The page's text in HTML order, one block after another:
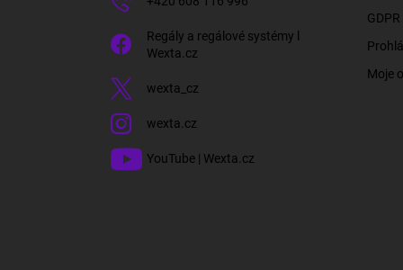
Regály a regálové systémy l
Wexta.cz
wexta_cz
wexta.cz
YouTube | Wexta.cz
Moje